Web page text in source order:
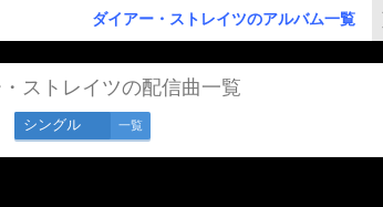
ダイアー・ストレイツのアルバム一覧
ストレイツの配信曲一覧
シングル 一覧